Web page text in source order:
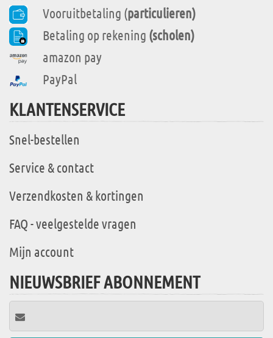
Vooruitbetaling (particulieren)
Betaling op rekening (scholen)
amazon pay
PayPal
KLANTENSERVICE
Snel-bestellen
Service & contact
Verzendkosten & kortingen
FAQ - veelgestelde vragen
Mijn account
NIEUWSBRIEF ABONNEMENT